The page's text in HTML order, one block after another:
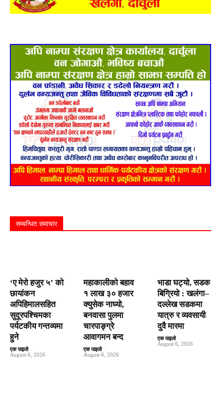
सम्बन्धित समाचार
‘ए मेरो हजुर ५’ को
छायांकन
अपिहिमालसहित
सुदूरपश्चिमका
पर्यटकीय गन्तव्यमा
हुने
एक पाइलो -
August 6, 2026
महाकालीको बहाव
१ लाख ३० हजार
क्युसेक नाघ्यो,
बनवासा पुलमा
चारपाङ्ग्रे
आवागमन बन्द
एक पाइलो -
August 6, 2026
भाडा घट्यो, सडक
बिग्रियो : खलंगा–
दल्लेख सडकमा
यात्रु र व्यवसायी
दुवै मारमा
एक पाइलो -
August 6, 2026